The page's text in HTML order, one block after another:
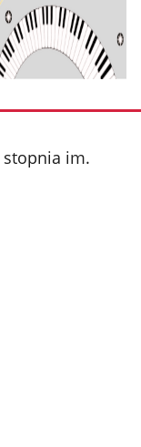
stopnia im.